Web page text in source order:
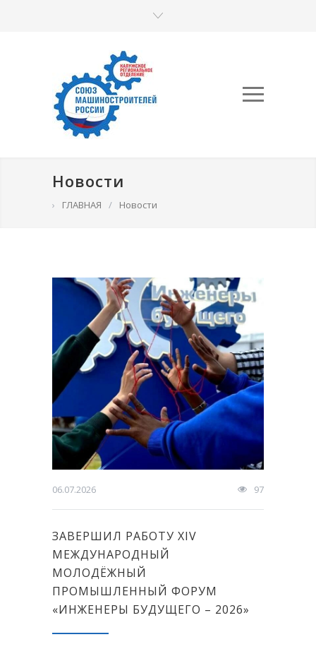
Новости
› ГЛАВНАЯ / Новости
06.07.2026 97
ЗАВЕРШИЛ РАБОТУ XIV
МЕЖДУНАРОДНЫЙ
МОЛОДЁЖНЫЙ
ПРОМЫШЛЕННЫЙ ФОРУМ
«ИНЖЕНЕРЫ БУДУЩЕГО – 2026»